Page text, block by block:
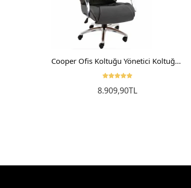
Cooper Ofis Koltuğu Yönetici Koltuğu Makam Koltuğu Siyah
8.909,90TL